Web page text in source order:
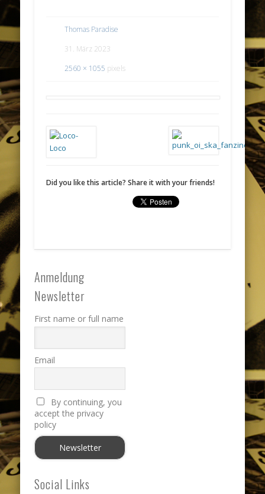
Thomas Paradise
31. März 2023
2560 × 1055 pixels
Did you like this article? Share it with your friends!
Anmeldung
Newsletter
First name or full name
Email
By continuing, you
accept the privacy
policy
Social Links